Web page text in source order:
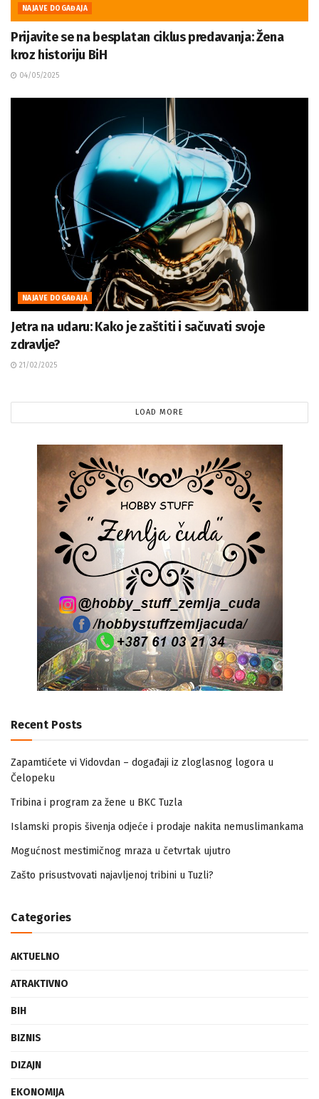
NAJAVE DOGAĐAJA
Prijavite se na besplatan ciklus predavanja: Žena
kroz historiju BiH
04/05/2025
NAJAVE DOGAĐAJA
Jetra na udaru: Kako je zaštiti i sačuvati svoje
zdravlje?
21/02/2025
LOAD MORE
Recent Posts
Zapamtićete vi Vidovdan – događaji iz zloglasnog logora u
Čelopeku
Tribina i program za žene u BKC Tuzla
Islamski propis šivenja odjeće i prodaje nakita nemuslimankama
Mogućnost mestimičnog mraza u četvrtak ujutro
Zašto prisustvovati najavljenoj tribini u Tuzli?
Categories
AKTUELNO
ATRAKTIVNO
BIH
BIZNIS
DIZAJN
EKONOMIJA